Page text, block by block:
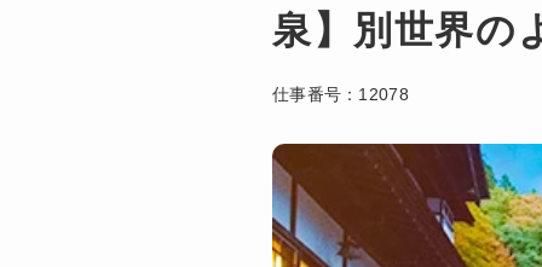
泉】別世界の
仕事番号： 12078